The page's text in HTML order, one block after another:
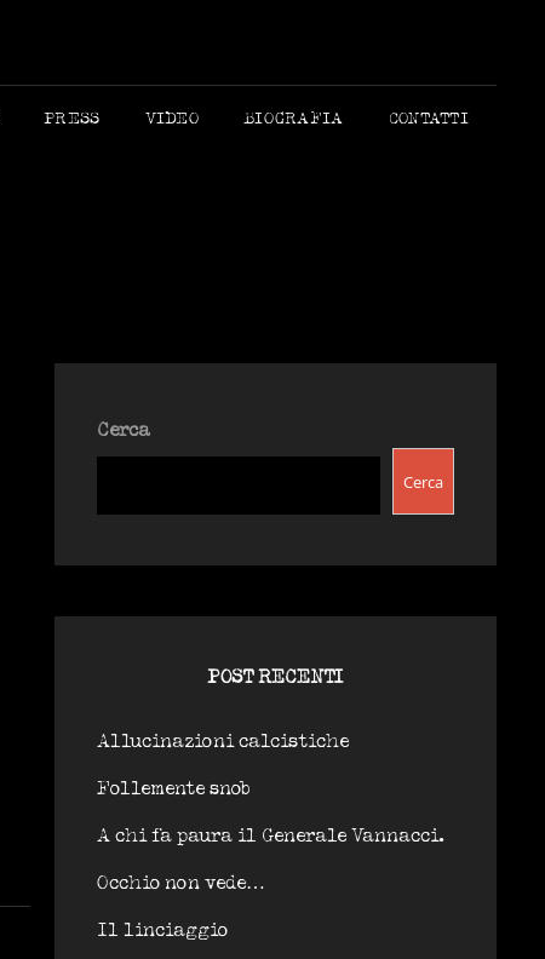
PRESS VIDEO BIOGRAFIA CONTATTI
Cerca
Cerca
POST RECENTI
Allucinazioni calcistiche
Follemente snob
A chi fa paura il Generale Vannacci.
Occhio non vede…
Il linciaggio